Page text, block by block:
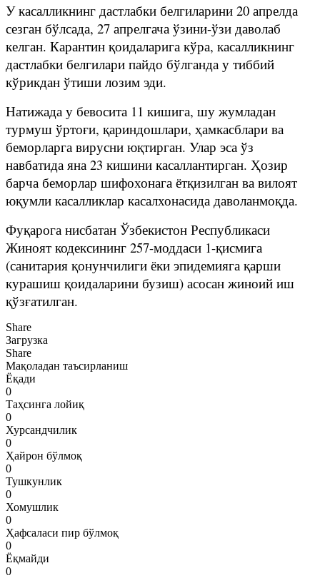
У касалликнинг дастлабки белгиларини 20 апрелда
сезган бўлсада, 27 апрелгача ўзини-ўзи даволаб
келган. Карантин қоидаларига кўра, касалликнинг
дастлабки белгилари пайдо бўлганда у тиббий
кўрикдан ўтиши лозим эди.
Натижада у бевосита 11 кишига, шу жумладан
турмуш ўртоғи, қариндошлари, ҳамкасблари ва
беморларга вирусни юқтирган. Улар эса ўз
навбатида яна 23 кишини касаллантирган. Ҳозир
барча беморлар шифохонага ётқизилган ва вилоят
юқумли касалликлар касалхонасида даволанмоқда.
Фуқарога нисбатан Ўзбекистон Республикаси
Жиноят кодексининг 257-моддаси 1-қисмига
(санитария қонунчилиги ёки эпидемияга қарши
курашиш қоидаларини бузиш) асосан жиноий иш
қўзғатилган.
Share
Загрузка
Share
Мақоладан таъсирланиш
Ёқади
0
Таҳсинга лойиқ
0
Хурсандчилик
0
Ҳайрон бўлмоқ
0
Тушкунлик
0
Хомушлик
0
Ҳафсаласи пир бўлмоқ
0
Ёқмайди
0